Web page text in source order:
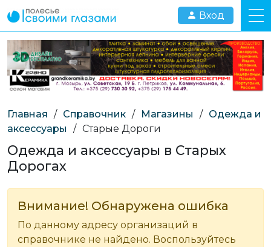
Вход
Главная / Справочник / Магазины / Одежда и
аксессуары
/ Старые Дороги
Одежда и аксессуары в Старых
Дорогах
Внимание! Обнаружена ошибка
По данному адресу организаций в
справочнике не найдено. Воспользуйтесь